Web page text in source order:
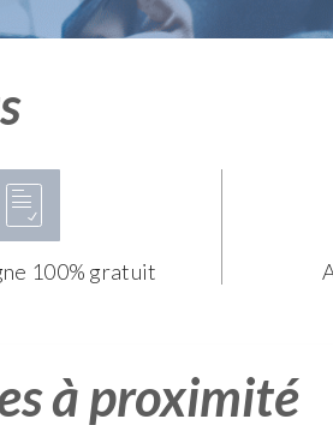
100% gratuit
à proximité